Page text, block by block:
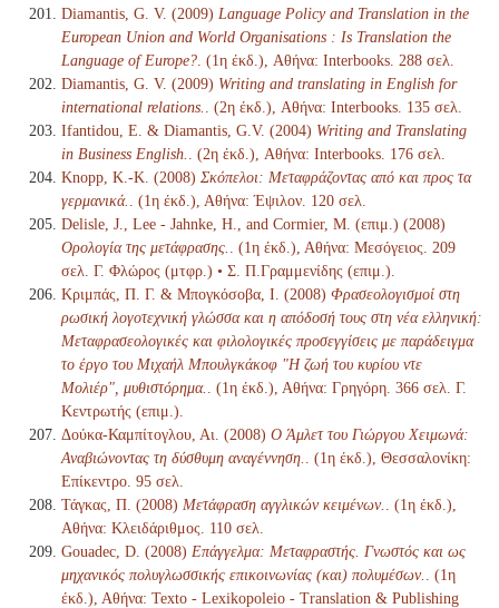
Diamantis, G. V. (2009) Language Policy and Translation in the
European Union and World Organisations : Is Translation the
Language of Europe? . (1η έκδ.), Αθήνα: Interbooks. 288 σελ.
Diamantis, G. V. (2009) Writing and translating in English for
international relations.
. (2η έκδ.), Αθήνα: Interbooks. 135 σελ.
Ifantidou, Ε. & Diamantis, G.V. (2004) Writing and Translating
in Business English.
. (2η έκδ.), Αθήνα: Interbooks. 176 σελ.
Knopp, K.-K. (2008) Σκόπελοι: Μεταφράζοντας από και προς τα
γερμανικά.
. (1η έκδ.), Αθήνα: Έψιλον. 120 σελ.
Delisle, J., Lee - Jahnke, H., and Cormier, M. (επιμ.) (2008)
Ορολογία της μετάφρασης.
. (1η έκδ.), Αθήνα: Μεσόγειος. 209
σελ. Γ. Φλώρος (μτφρ.) • Σ. Π.Γραμμενίδης (επιμ.).
Κριμπάς, Π. Γ. & Μπογκόσοβα, Ι. (2008) Φρασεολογισμοί στη
ρωσική λογοτεχνική γλώσσα και η απόδοσή τους στη νέα ελληνική:
Μεταφρασεολογικές και φιλολογικές προσεγγίσεις με παράδειγμα
το έργο του Μιχαήλ Μπουλγκάκοφ "Η ζωή του κυρίου ντε
Μολιέρ", μυθιστόρημα.
. (1η έκδ.), Αθήνα: Γρηγόρη. 366 σελ. Γ.
Κεντρωτής (επιμ.).
Δούκα-Καμπίτογλου, Αι. (2008) Ο Άμλετ του Γιώργου Χειμωνά:
Αναβιώνοντας τη δύσθυμη αναγέννηση.
. (1η έκδ.), Θεσσαλονίκη:
Επίκεντρο. 95 σελ.
Τάγκας, Π. (2008) Μετάφραση αγγλικών κειμένων.
. (1η έκδ.),
Αθήνα: Κλειδάριθμος. 110 σελ.
Gouadec, D. (2008) Επάγγελμα: Μεταφραστής. Γνωστός και ως
μηχανικός πολυγλωσσικής επικοινωνίας (και) πολυμέσων.
. (1η
έκδ.), Αθήνα: Texto - Lexikopoleio - Translation & Publishing